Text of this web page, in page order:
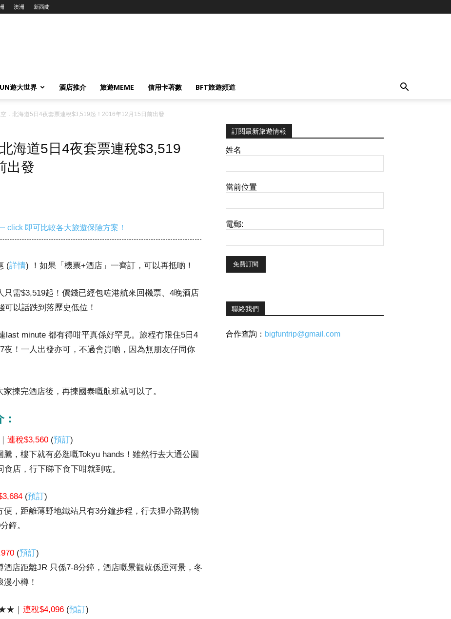
澳洲 新西蘭
遊大世界 酒店推介 旅遊MEME 信用卡著數 BFT旅遊頻道
．北海道5日4夜套票連稅$3,519起！2016年12月15日前出發
海道5日4夜套票連稅$3,519
出發
click 即可比較各大旅遊保險方案！
(詳情) ！如果「機票+酒店」一齊訂，可以再抵啲！
只需$3,519起！價錢已經包咗港航來回機票、4晚酒店
以話跌到落歷史低位！
last minute 都有得咁平真係好罕見。旅程冇限住5日4
！一人出發亦可，不過會貴啲，因為無朋友仔同你
揀完酒店後，再揀國泰嘅航班就可以了。
連稅$3,560 (預訂)
，樓下就有必逛嘅Tokyu hands！雖然行去大通公園
店，行下睇下食下咁就到咗。
(預訂)
，距離薄野地鐵站只有3分鐘步程，行去狸小路購物
鐘。
(預訂)
店距離JR 只係7-8分鐘，酒店嘅景觀就係運河景，冬
小樽！
｜ 連稅$4,096 (預訂)
訂閱最新旅遊情報
姓名
當前位置
電郵:
聯絡我們
合作查詢： bigfuntrip@gmail.com